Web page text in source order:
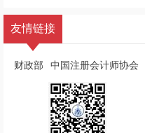
友情链接
财政部 中国注册会计师协会